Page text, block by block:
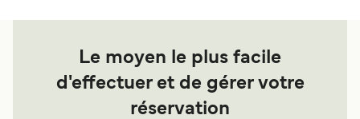
Le moyen le plus facile
d'effectuer et de gérer votre
réservation